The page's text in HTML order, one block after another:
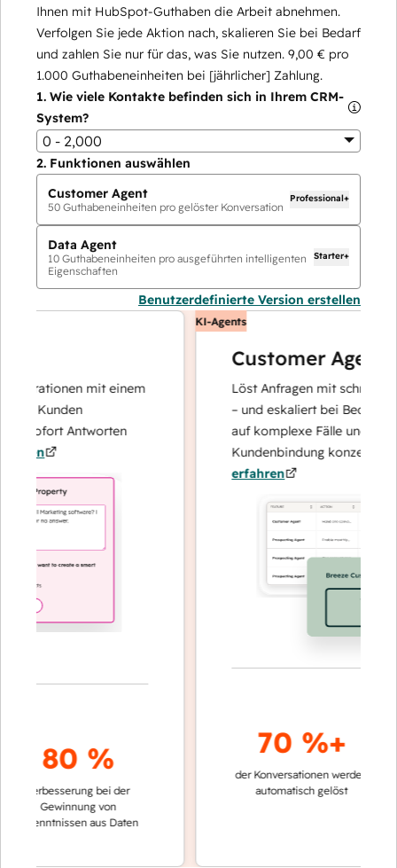
Ihnen mit HubSpot-Guthaben die Arbeit abnehmen.
Verfolgen Sie jede Aktion nach, skalieren Sie bei Bedarf
und zahlen Sie nur für das, was Sie nutzen. 9,00 € pro
1.000 Guthabeneinheiten bei [jährlicher] Zahlung.
1. Wie viele Kontakte befinden sich in Ihrem CRM-
System?
0 - 2,000
2. Funktionen auswählen
Customer Agent
50 Guthabeneinheiten pro gelöster Konversation
Professional+
Data Agent
10 Guthabeneinheiten pro ausgeführten intelligenten
Eigenschaften
Starter+
Benutzerdefinierte Version erstellen
mit einem
Kunden
Antworten
80 %
bei der
Gewinnung von
aus Daten
KI-Agents
Customer Agent
Löst Anfragen mit schnellen,
– und eskaliert bei Bedarf,
auf komplexe Fälle und den
Kundenbindung konzentrieren
erfahren
70 %+
der Konversationen werden
automatisch gelöst